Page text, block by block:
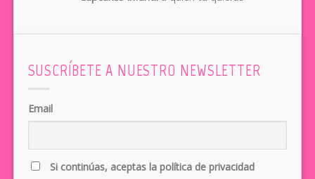
SUSCRÍBETE A NUESTRO NEWSLETTER
Email
Si continúas, aceptas la política de privacidad